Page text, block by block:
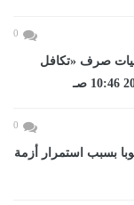
0
وآليات صرف «تكافل
0
بسبب استمرار أزمة